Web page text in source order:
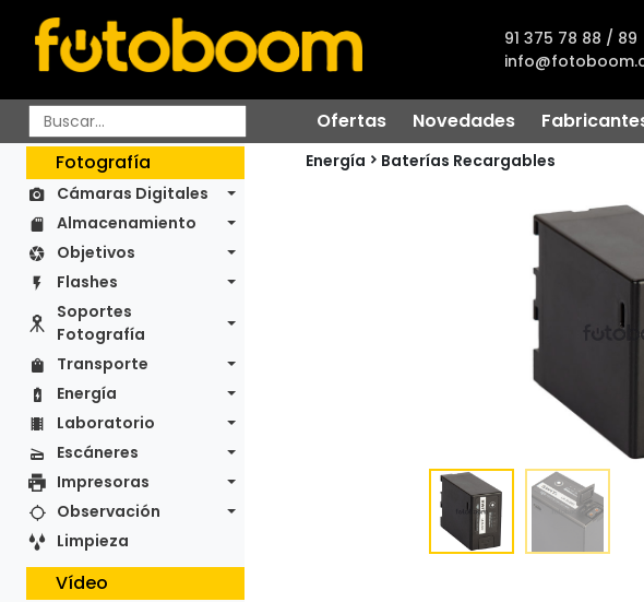
91 375 78 88 / 89
Ofertas Novedades
Fotografía
Cámaras Digitales
Almacenamiento
Objetivos
Flashes
Soportes
Fotografía
Transporte
Energía
Laboratorio
Escáneres
Impresoras
Observación
Limpieza
Vídeo
Energía Baterías Recargables